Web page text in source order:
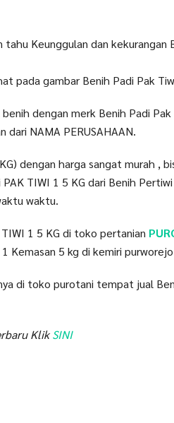
Keunggulan dan kekurangan
pada gambar Benih Padi Pak
dengan merk Benih Padi
NAMA PERUSAHAAN.
dengan harga sangat murah ,
TIWI 1 5 KG dari Benih
waktu.
1 5 KG di toko pertanian
Kemasan 5 kg di kemiri
di toko purotani tempat jual
KlikSINI